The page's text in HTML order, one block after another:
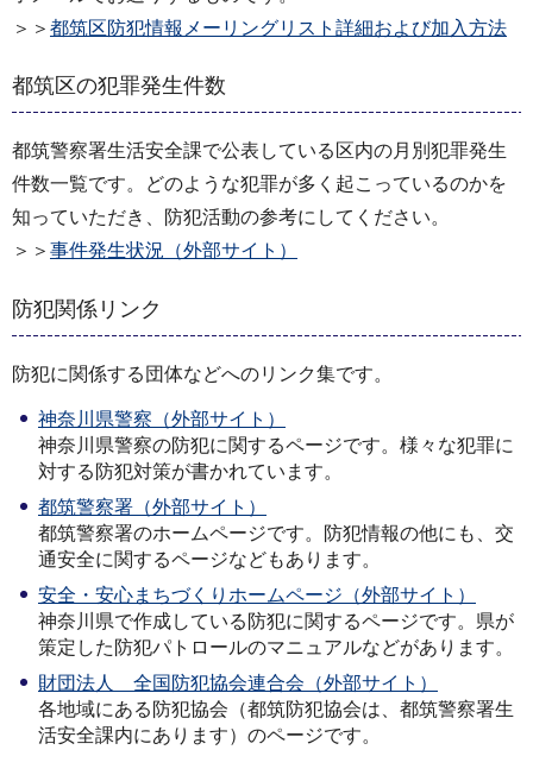
＞＞ 都筑区防犯情報メーリングリスト詳細および加入方法
都筑区の犯罪発生件数
都筑警察署生活安全課で公表している区内の月別犯罪発生
件数一覧です。どのような犯罪が多く起こっているのかを
知っていただき、防犯活動の参考にしてください。
＞＞ 事件発生状況（外部サイト）
防犯関係リンク
防犯に関係する団体などへのリンク集です。
神奈川県警察（外部サイト）
神奈川県警察の防犯に関するページです。様々な犯罪に
対する防犯対策が書かれています。
都筑警察署（外部サイト）
都筑警察署のホームページです。防犯情報の他にも、交
通安全に関するページなどもあります。
安全・安心まちづくりホームページ（外部サイト）
神奈川県で作成している防犯に関するページです。県が
策定した防犯パトロールのマニュアルなどがあります。
財団法人 全国防犯協会連合会（外部サイト）
各地域にある防犯協会（都筑防犯協会は、都筑警察署生
活安全課内にあります）のページです。